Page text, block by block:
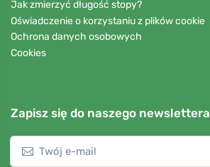
Jak zmierzyć długość stopy?
Oświadczenie o korzystaniu z plików cookie
Ochrona danych osobowych
Cookies
Zapisz się do naszego newslettera